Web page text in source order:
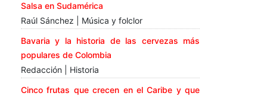
Salsa en Sudamérica
Raúl Sánchez | Música y folclor
Bavaria y la historia de las cervezas más
populares de Colombia
Redacción | Historia
Cinco frutas que crecen en el Caribe y que